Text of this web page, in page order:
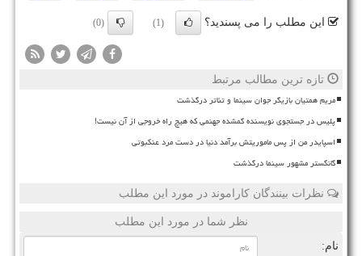
این مطلب را می پسندید؟ (1)
(0)
تازه ترین مطالب مرتبط
مریم همتیان بازیگر جوان سینما و تئاتر درگذشت
پلیس در جستجوی نویسنده گمشده جهنمی که هیچ راه خروجی از آن نیست!
اسپایدر من از پس ماموریتش برآمد دنیا در دست مرد عنکبوتی
گانگستر مشهور سینما درگذشت
نظرات بینندگان کاراموند در مورد این مطلب
نظر شما در مورد این مطلب
نام: